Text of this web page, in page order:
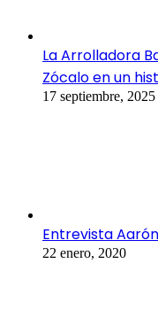
La Arrolladora
Zócalo en un
17 septiembre, 2025
Entrevista
22 enero, 2020